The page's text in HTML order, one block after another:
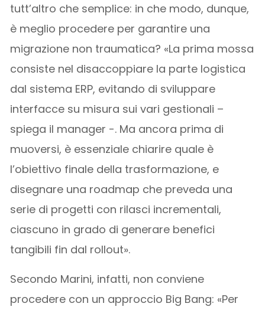
tutt’altro che semplice: in che modo, dunque,
è meglio procedere per garantire una
migrazione non traumatica? «La prima mossa
consiste nel disaccoppiare la parte logistica
dal sistema ERP, evitando di sviluppare
interfacce su misura sui vari gestionali –
spiega il manager -. Ma ancora prima di
muoversi, è essenziale chiarire quale è
l’obiettivo finale della trasformazione, e
disegnare una roadmap che preveda una
serie di progetti con rilasci incrementali,
ciascuno in grado di generare benefici
tangibili fin dal rollout».
Secondo Marini, infatti, non conviene
procedere con un approccio Big Bang: «Per